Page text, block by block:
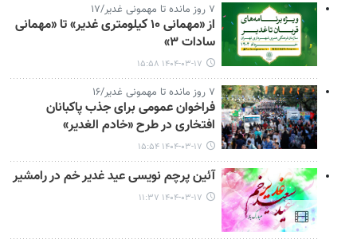
۷ روز مانده تا مهمونی غدیر/۱۷
از «مهمانی ۱۰ کیلومتری غدیر» تا «مهمانی
سادات ۳»
۱۴۰۴-۰۳-۱۷ ۱۵:۵۸
۷ روز مانده تا مهمونی غدیر/۱۶
فراخوان عمومی برای جذب پاکبانان
افتخاری در طرح «خادم الغدیر»
۱۴۰۴-۰۳-۱۷ ۱۵:۵۴
آئین پرچم نویسی عید غدیر خم در رامشیر
۱۴۰۴-۰۳-۱۷ ۱۱:۳۷